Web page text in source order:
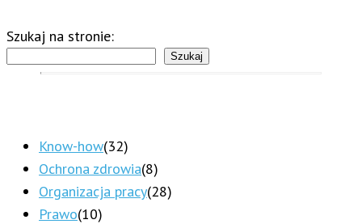
Szukaj na stronie:
Szukaj
Know-how(32)
Ochrona zdrowia(8)
Organizacja pracy(28)
Prawo(10)